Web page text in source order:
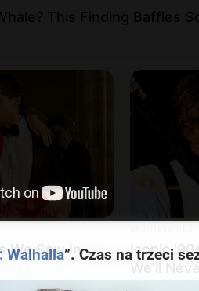
Walhalla”. Czas na trzeci
Saw In
BRAINBERRIES
Iconic